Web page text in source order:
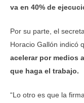
va en 40% de
Por su parte, el
Horacio Gallón indicó
acelerar por medios
que haga el trabajo.
“Lo otro es que la